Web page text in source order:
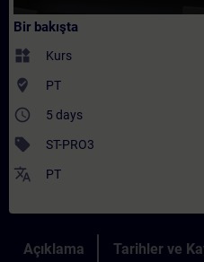
Bir bakışta
widgets Kurs
where_to_vote PT
access_time 5 days
sell ST-PRO3
translate PT
Açıklama Tarihler ve